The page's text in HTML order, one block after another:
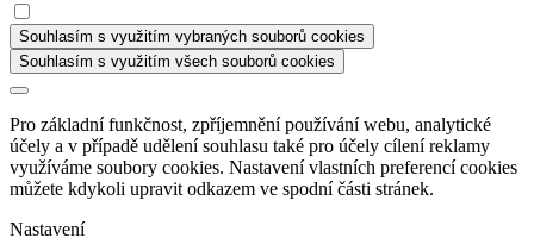
Souhlasím s využitím vybraných souborů cookies
Souhlasím s využitím všech souborů cookies
Pro základní funkčnost, zpříjemnění používání webu, analytické
účely a v případě udělení souhlasu také pro účely cílení reklamy
využíváme soubory cookies. Nastavení vlastních preferencí cookies
můžete kdykoli upravit odkazem ve spodní části stránek.
Nastavení